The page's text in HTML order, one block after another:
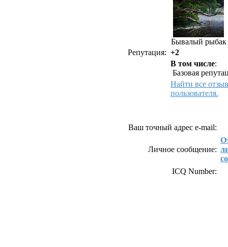
Бывалый рыбак
Репутация: +2
В том числе:
Базовая
Найти все
пользователя.
Ваш точный адрес e-mail:
Личное сообщение:
ICQ Number: